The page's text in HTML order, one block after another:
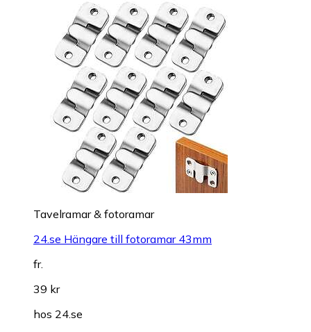
Tavelramar & fotoramar
24.se Hängare till fotoramar 43mm
fr.
39 kr
hos 24.se